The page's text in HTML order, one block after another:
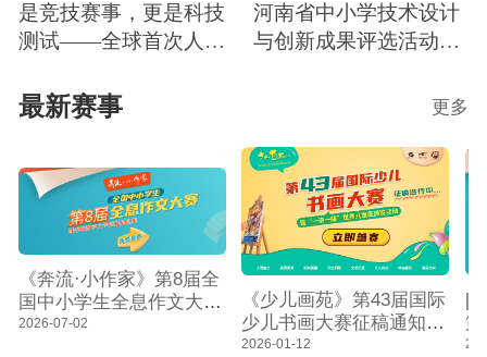
是竞技赛事，更是科技
测试——全球首次人机
河南省中小学技术设计
与创新成果评选活动圆
最新赛事 更多
《奔流·小作家》第8届全
国中小学生全息作文大赛
征稿通知暨奔流数字文学
2026-07-02
《少儿画苑》第43届国际
少儿书画大赛征稿通知
暨“一带一路”世界儿童画
2026-01-12
[